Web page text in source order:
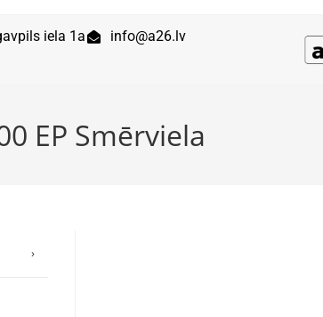
iela 1a info@a26.lv
EP Smērviela
›